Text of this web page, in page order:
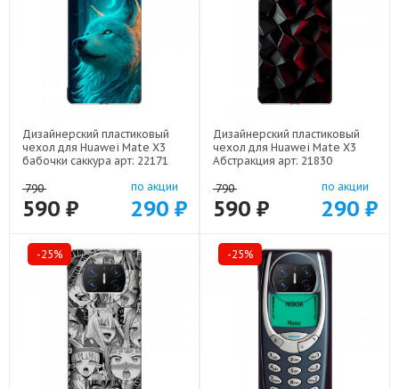
Дизайнерский пластиковый
чехол для Huawei Mate X3
бабочки саккура арт: 22171
790
590 ₽
по акции
290 ₽
Дизайнерский пластиковый
чехол для Huawei Mate X3
Абстракция арт: 21830
790
590 ₽
по акции
290 ₽
-25% -25%